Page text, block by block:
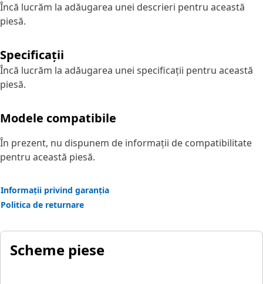
Încă lucrăm la adăugarea unei descrieri pentru această
piesă.
Specificații
Încă lucrăm la adăugarea unei specificații pentru această
piesă.
Modele compatibile
În prezent, nu dispunem de informații de compatibilitate
pentru această piesă.
Informații privind garanția
Politica de returnare
Scheme piese